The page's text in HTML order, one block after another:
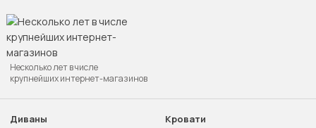
Несколько лет в числе
крупнейших интернет-магазинов
Диваны
Кровати